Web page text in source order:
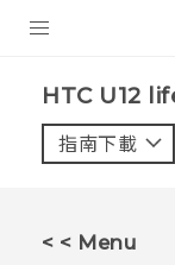
VIVE
HTC U12
指南下載
< < Menu